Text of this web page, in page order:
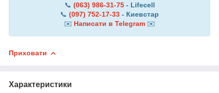
📞 (063) 986-31-75- Lifecell
📞 (097) 752-17-33 - Киевстар
✉️ Написати в Telegram ✉️
Приховати
Характеристики